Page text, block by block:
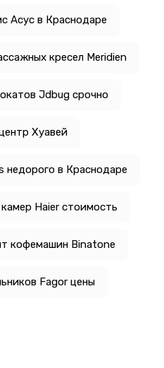
Асус в Краснодаре
кресел Meridien
Jdbug срочно
Хуавей
недорого в Краснодаре
Haier стоимость
кофемашин Binatone
Fagor цены